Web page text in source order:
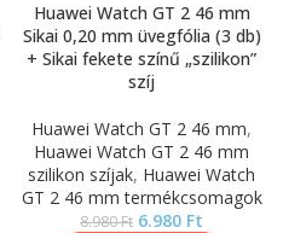
Huawei Watch GT 2 46 mm
Sikai 0,20 mm üvegfólia (3 db)
+ Sikai fekete színű „szilikon”
szíj
Huawei Watch GT 2 46 mm,
Huawei Watch GT 2 46 mm
szilikon szíjak, Huawei Watch
GT 2 46 mm termékcsomagok
8.980Ft 6.980 Ft